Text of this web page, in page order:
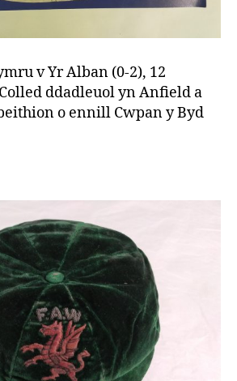
v Yr Alban (0-2), 12
ddadleuol yn Anfield a
o ennill Cwpan y Byd